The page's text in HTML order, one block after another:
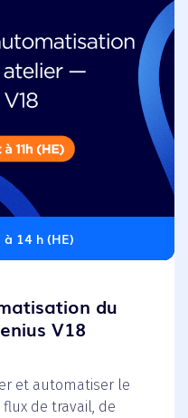
14 h (HE)
du
V18
et automatiser le
de travail, de